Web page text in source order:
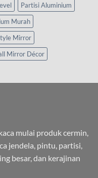
Partisi Aluminium
Murah
Mirror
Mirror Décor
mulai produk cermin,
jendela, pintu, partisi,
besar, dan kerajinan